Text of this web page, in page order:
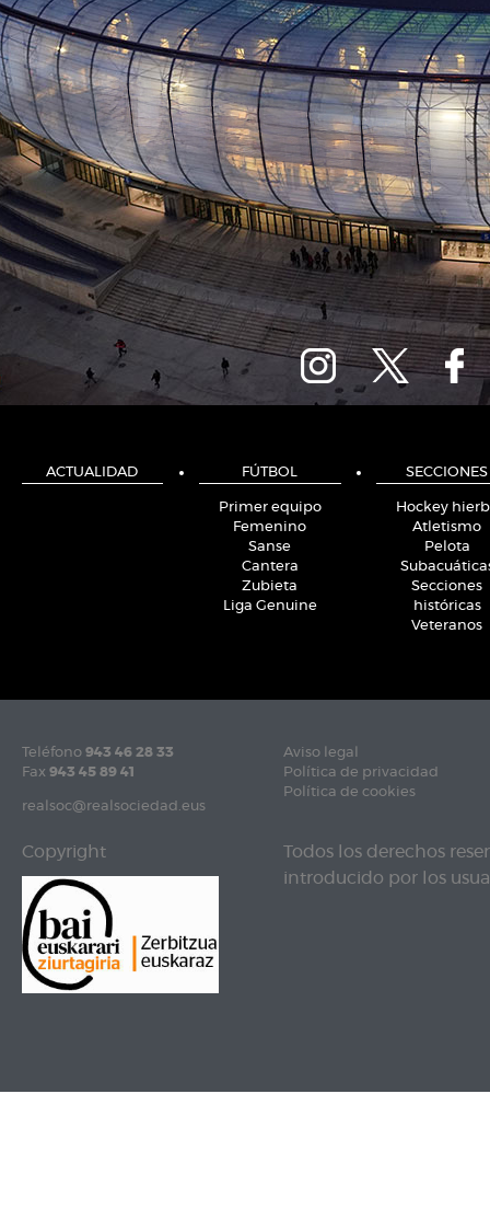
ACTUALIDAD FÚTBOL
Primer equipo
Femenino
Sanse
Cantera
Zubieta
Liga Genuine
SECCIONES
Hockey
Atletismo
Pelota
Secciones
históricas
Veteranos
Teléfono 943 46 28 33
Fax 943 45 89 41
realsoc@realsociedad.eus
Aviso legal
Política de privacidad
Política de cookies
Copyright
Todos los derechos
introducido por los